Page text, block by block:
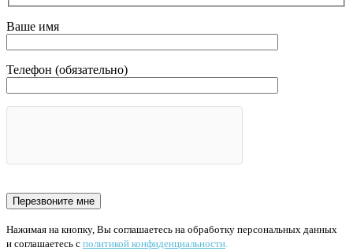
Ваше имя
Телефон (обязательно)
Нажимая на кнопку, Вы соглашаетесь на обработку персональных данных
и соглашаетесь с политикой конфиденциальности.